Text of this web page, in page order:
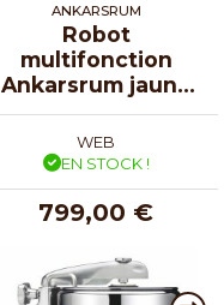
ANKARSRUM
Robot
multifonction
Ankarsrum jaune
rayon de soleil
WEB
EN STOCK !
799,00 €